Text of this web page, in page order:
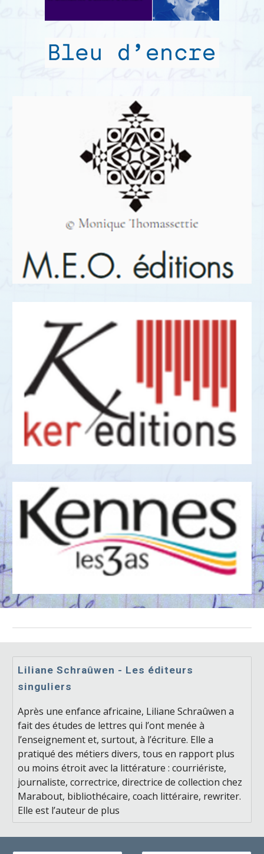
Liliane Schraûwen - Les éditeurs
singuliers
Après une enfance africaine, Liliane Schraûwen a
fait des études de lettres qui l’ont menée à
l’enseignement et, surtout, à l’écriture. Elle a
pratiqué des métiers divers, tous en rapport plus
ou moins étroit avec la littérature : courriériste,
journaliste, correctrice, directrice de collection chez
Marabout, bibliothécaire, coach littéraire, rewriter.
Elle est l’auteur de plus